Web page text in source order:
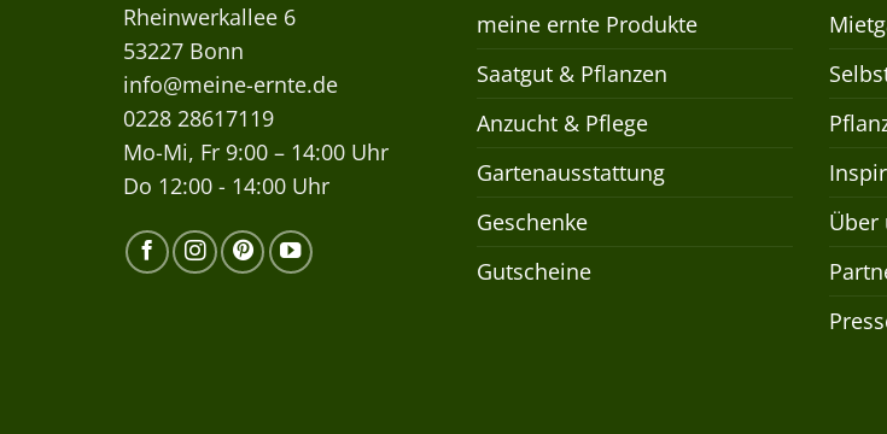
Rheinwerkallee 6
53227 Bonn
info@meine-ernte.de
0228 28617119
Mo-Mi, Fr 9:00 – 14:00 Uhr
Do 12:00 - 14:00 Uhr
meine ernte Produkte
Saatgut & Pflanzen
Anzucht & Pflege
Gartenausstattung
Geschenke
Gutscheine
Über